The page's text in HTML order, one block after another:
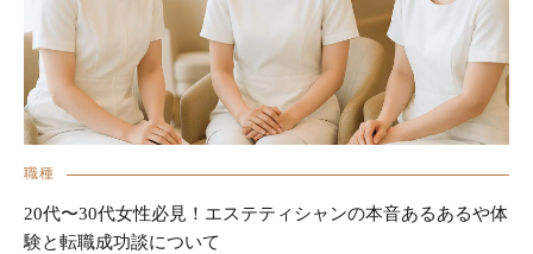
職種
20代〜30代女性必見！エステティシャンの本音あるあるや体
験と転職成功談について